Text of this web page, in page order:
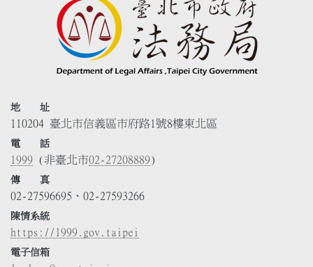
地 址
110204 臺北市信義區市府路1號8樓東北區
電 話
1999 (非臺北市02-27208889)
傳 真
02-27596695、02-27593266
陳情系統
https://1999.gov.taipei
電子信箱